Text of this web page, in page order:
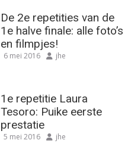
De 2e repetities van de
1e halve finale: alle foto’s
en filmpjes!
6 mei 2016 jhe
1e repetitie Laura
Tesoro: Puike eerste
prestatie
5 mei 2016 jhe